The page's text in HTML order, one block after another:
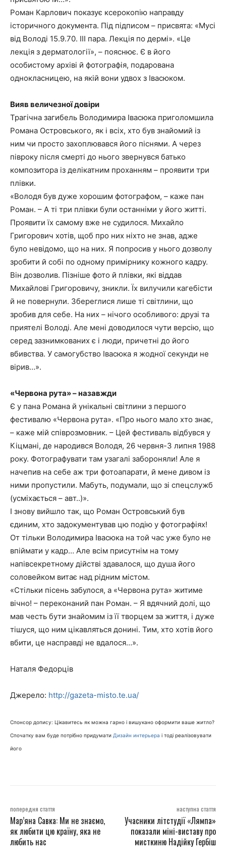
Роман Карлович показує ксерокопію направду
історичного документа. Під підписом – присвята: «Мусі
від Володі 15.9.70. ІІІ пара. Лекція по дермі». «Це
лекція з дерматології», – пояснює. Є в його
особистому архіві й фотографія, подарована
однокласницею, на якій вони удвох з Івасюком.
Вияв величезної довіри
Трагічна загибель Володимира Івасюка приголомшила
Романа Островського, як і всіх, хто був знайомий із
ним чи просто захоплювався його піснями. А через
півроку після смерті до нього звернувся батько
композитора із делікатним проханням – проявити три
плівки.
«Володя був дуже хорошим фотографом, – каже пан
Роман. – А ті три плівки були останніми у його житті.
Проявити їх самому вже не судилося. Михайло
Григорович хотів, щоб про них ніхто не знав, адже
було невідомо, що на них. Я попросив у нього дозволу
зробити й собі по одному примірнику кожного кадру.
Він дозволив. Пізніше фото й плівки, які віддав
Михайлові Григоровичу, зникли. Їх вилучили кагебісти
й не повернули. Збереглися лише ті світлини, що
зробив для себе. На них – нічого особливого: друзі та
приятелі Володі. Але мені доводилося чути версію, що
серед зазнимкованих є і люди, причетні до його
вбивства. У самогубство Івасюка я жодної секунди не
вірив…».
«Червона рута» – назавжди
Є у пана Романа й унікальні світлини з першого
фестивалю «Червона рута». «Про нього мало хто знає,
– каже мій співрозмовник. – Цей фестиваль відбувся у
Кіцмані, де народився Володя, 26 червня-3 липня 1988
року. Фотографувати там узагалі забороняли! Але я
начепив на себе аж три фотоапарати, й мене дивом із
ними пропустили. Мабуть, подумали, що зі спецслужб
(усміхається – авт..)».
І знову вийшло так, що Роман Островський був
єдиним, хто задокументував цю подію у фотографіях!
От тільки Володимира Івасюка на той час уже було не
впіймати у кадр… Але всім присутнім на тому
напівсекретному дійстві здавалося, що душа його
соловейком витає над рідним містом.
«Стільки пісень забулося, а «Червона рута» житиме
вічно! – переконаний пан Роман. – Я вдячний долі, що
мав честь бути знайомим із її творцем за життя, і дуже
тішуся, що ним цікавляться донині. Тим, хто хотів його
вбити, це насправді не вдалося…».
Наталя Федорців
Джерело: http://gazeta-misto.te.ua/
Спонсор допису: Цікавитесь як можна гарно і вишукано оформити ваше житло?
Спочатку вам буде потрібно придумати Дизайн интерьера і тоді реалізовувати
його
попередня стаття
Мар’яна Савка: Ми не знаємо,
як любити цю країну, яка не
любить нас
наступна стаття
Учасники літстудії «Лямпа»
показали міні-виставу про
мисткиню Надійку Гербіш